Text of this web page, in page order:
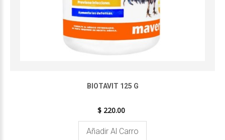
BIOTAVIT 125 G
$ 220.00
Añadir Al Carro